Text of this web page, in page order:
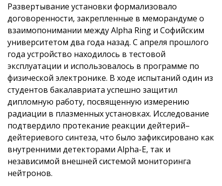
Развертывание установки формализовало
договоренности, закрепленные в меморандуме о
взаимопонимании между Alpha Ring и Софийским
университетом два года назад. С апреля прошлого
года устройство находилось в тестовой
эксплуатации и использовалось в программе по
физической электронике. В ходе испытаний один из
студентов бакалавриата успешно защитил
дипломную работу, посвященную измерению
радиации в плазменных установках. Исследование
подтвердило протекание реакции дейтерий–
дейтериевого синтеза, что было зафиксировано как
внутренними детекторами Alpha-E, так и
независимой внешней системой мониторинга
нейтронов.